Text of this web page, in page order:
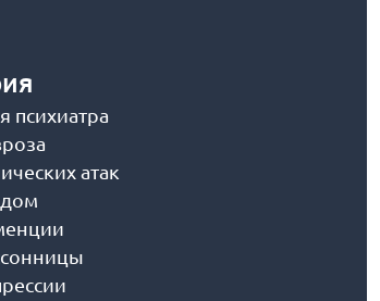
психиатра
атак
дом